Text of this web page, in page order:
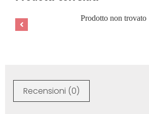
Prodotto non trovato
Recensioni (0)